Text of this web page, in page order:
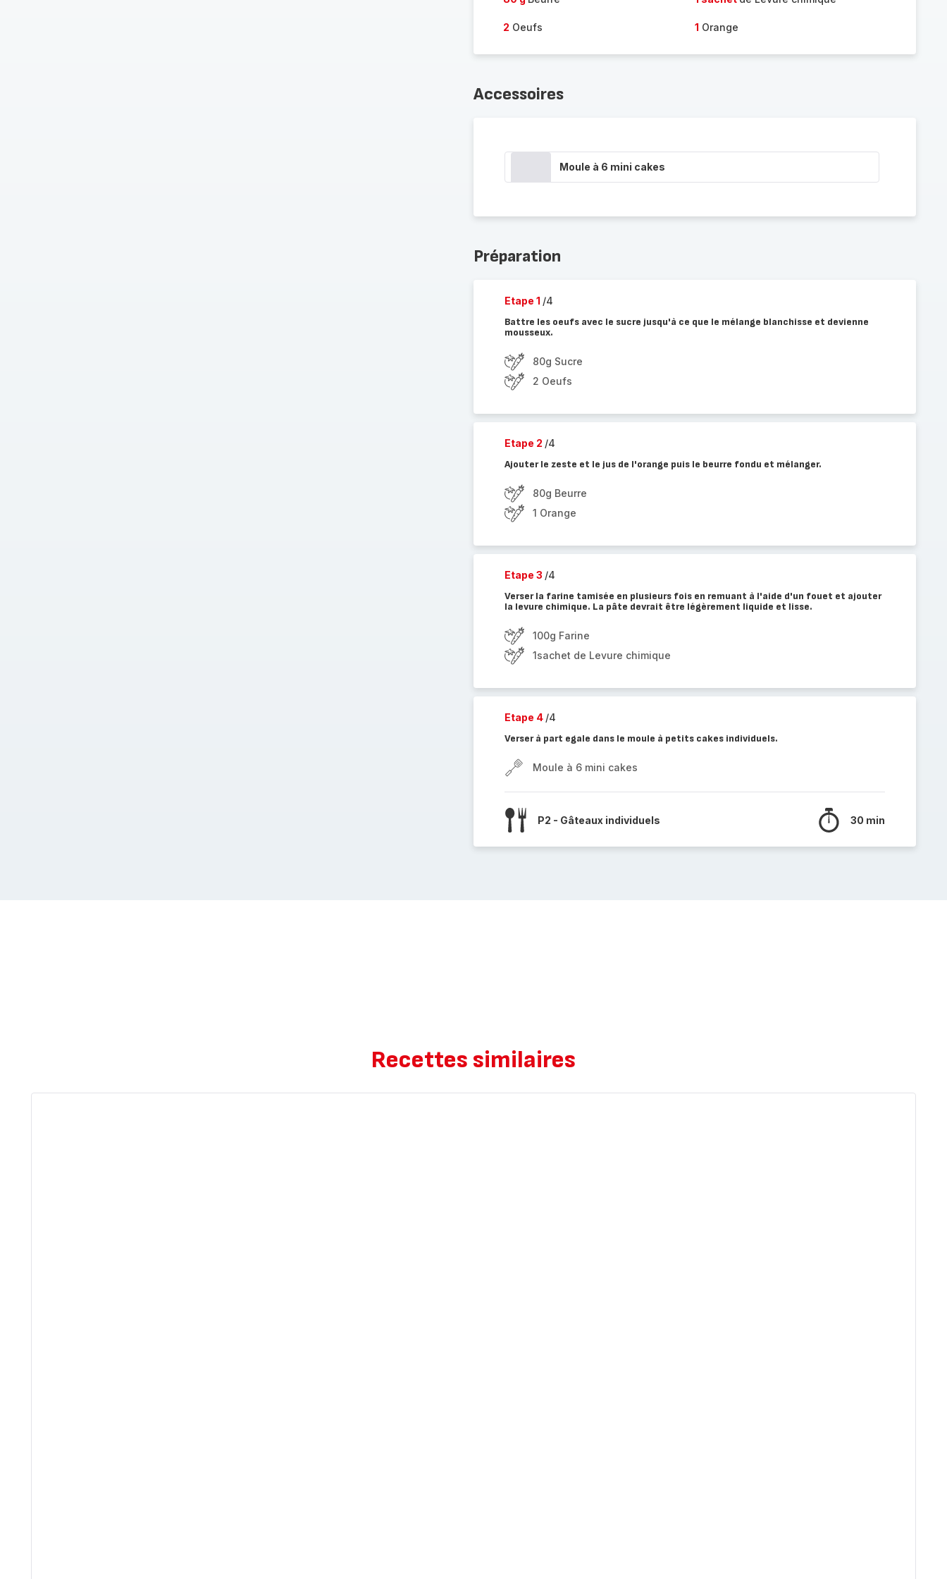
2 Oeufs 1 Orange
Accessoires
Moule à 6 mini cakes
Préparation
Etape 1 /4
Battre les oeufs avec le sucre jusqu'à ce que le mélange blanchisse et devienne
mousseux.
80g Sucre
2 Oeufs
Etape 2 /4
Ajouter le zeste et le jus de l'orange puis le beurre fondu et mélanger.
80g Beurre
1 Orange
Etape 3 /4
Verser la farine tamisée en plusieurs fois en remuant à l'aide d'un fouet et ajouter
la levure chimique. La pâte devrait être légèrement liquide et lisse.
100g Farine
1sachet de Levure chimique
Etape 4 /4
Verser à part egale dans le moule à petits cakes individuels.
Moule à 6 mini cakes
P2 - Gâteaux individuels 30 min
Recettes similaires